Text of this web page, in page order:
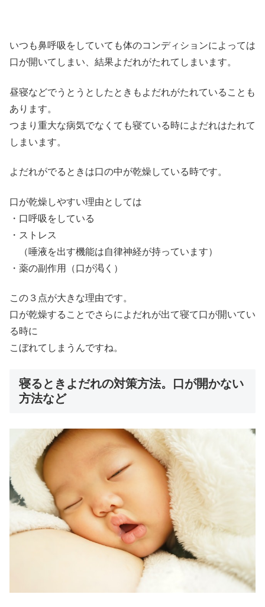
いつも鼻呼吸をしていても体のコンディションによっては
口が開いてしまい、結果よだれがたれてしまいます。
昼寝などでうとうとしたときもよだれがたれていることも
あります。
つまり重大な病気でなくても寝ている時によだれはたれて
しまいます。
よだれがでるときは口の中が乾燥している時です。
口が乾燥しやすい理由としては
・口呼吸をしている
・ストレス
（唾液を出す機能は自律神経が持っています）
・薬の副作用（口が渇く）
この３点が大きな理由です。
口が乾燥することでさらによだれが出て寝て口が開いてい
る時に
こぼれてしまうんですね。
寝るときよだれの対策方法。口が開かない
方法など